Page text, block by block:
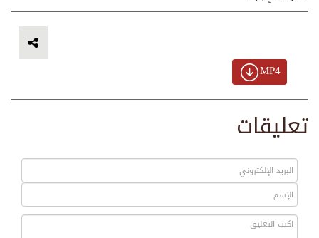
MP4
تعليقات